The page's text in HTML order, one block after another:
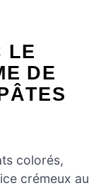
LE
DE
colorés,
crémeux au